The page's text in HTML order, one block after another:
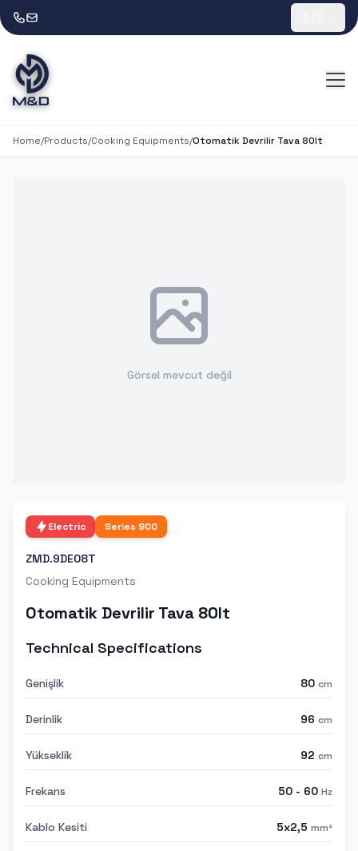
Home/Products/Cooking Equipments/Otomatik Devrilir Tava 80lt
Görsel mevcut değil
Electric Series 900
ZMD.9DE08T
Cooking Equipments
Otomatik Devrilir Tava 80lt
Technical Specifications
Genişlik 80 cm
Derinlik 96 cm
Yükseklik 92 cm
Frekans 50 - 60 Hz
Kablo Kesiti 5x2,5 mm²